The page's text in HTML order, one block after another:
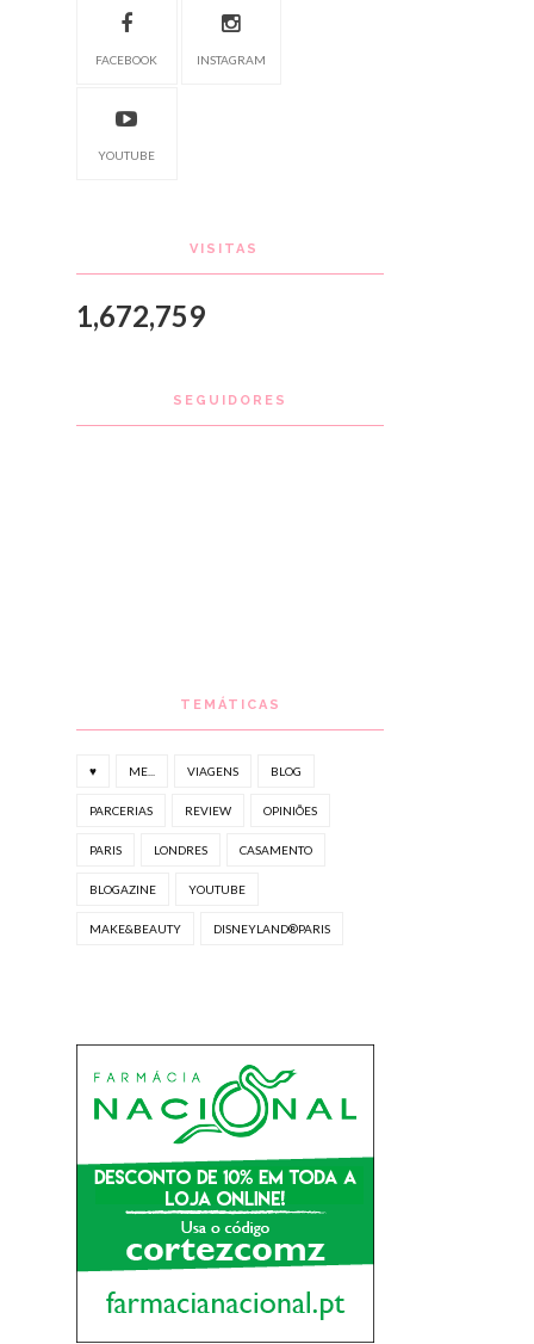
FACEBOOK INSTAGRAM
YOUTUBE
VISITAS
1,672,759
SEGUIDORES
TEMÁTICAS
♥ ME... VIAGENS BLOG
PARCERIAS REVIEW OPINIÕES
PARIS LONDRES CASAMENTO
BLOGAZINE YOUTUBE
MAKE&BEAUTY DISNEYLAND®PARIS